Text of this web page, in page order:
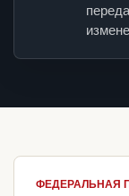
ФЕДЕРАЛЬНАЯ